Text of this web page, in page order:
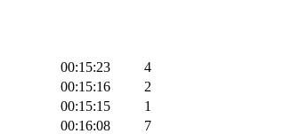
00:15:23
4
00:15:16
2
00:15:15
1
00:16:08
7